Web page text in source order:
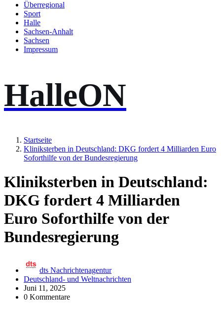
Überregional
Sport
Halle
Sachsen-Anhalt
Sachsen
Impressum
HalleON
Startseite
Kliniksterben in Deutschland: DKG fordert 4 Milliarden Euro
Soforthilfe von der Bundesregierung
Kliniksterben in Deutschland:
DKG fordert 4 Milliarden
Euro Soforthilfe von der
Bundesregierung
dts Nachrichtenagentur
Deutschland- und Weltnachrichten
Juni 11, 2025
0 Kommentare